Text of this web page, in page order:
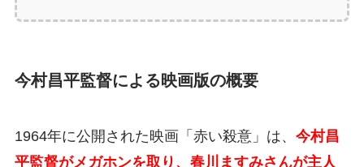
今村昌平監督による映画版の概要
1964年に公開された映画「赤い殺意」は、 今村昌
平監督がメガホンを取り、春川ますみさんが主人